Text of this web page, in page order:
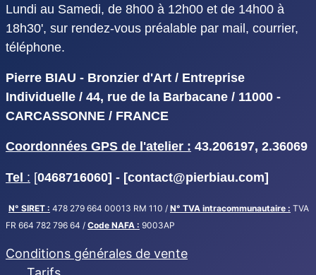
Lundi au Samedi, de 8h00 à 12h00 et de 14h00 à
18h30', sur rendez-vous préalable par mail, courrier,
téléphone.
Pierre BIAU - Bronzier d'Art / Entreprise
Individuelle / 44, rue de la Barbacane / 11000 -
CARCASSONNE / FRANCE
Coordonnées GPS de l'atelier : 43.206197, 2.36069
Tel : [0468716060] - [contact@pierbiau.com]
N° SIRET : 478 279 664 00013 RM 110 / N° TVA intracommunautaire : TVA
FR 664 782 796 64 / Code NAFA : 9003AP
Conditions générales de vente